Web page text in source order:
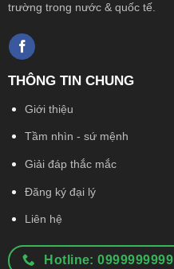
trường trong nước & quốc tế.
THÔNG TIN CHUNG
Giới thiệu
Tầm nhìn - sứ mệnh
Giải đáp thắc mắc
Đăng ký đại lý
Liên hệ
Hotline: 0999999999